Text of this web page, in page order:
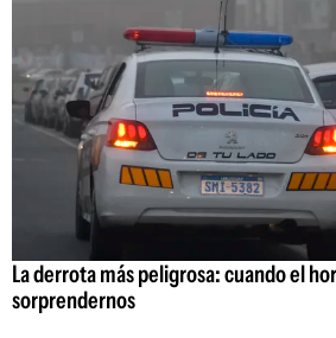
La derrota más peligrosa: cuando el
sorprendernos